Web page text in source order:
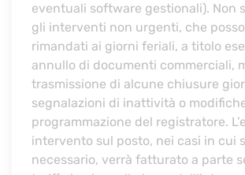
eventuali software gestionali). Non
gli interventi non urgenti, che
rimandati ai giorni feriali, a titolo
annullo di documenti commerciali,
trasmissione di alcune chiusure
segnalazioni di inattività o
programmazione del registratore.
intervento sul posto, nei casi in cui
necessario, verrà fatturato a parte